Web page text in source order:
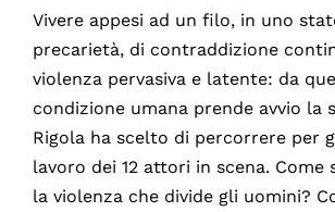
Vivere appesi ad un filo, in uno
precarietà, di contraddizione
violenza pervasiva e latente: da
condizione umana prende avvio la
Rigola ha scelto di percorrere per
lavoro dei 12 attori in scena. Come
la violenza che divide gli uomini?